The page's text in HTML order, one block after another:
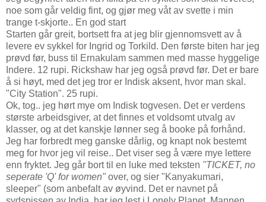
noe som går veldig fint, og gjør meg våt av svette i min
trange t-skjorte.. En god start
Starten går greit, bortsett fra at jeg blir gjennomsvett av å
levere ev sykkel for Ingrid og Torkild. Den første biten har jeg
prøvd før, buss til Ernakulam sammen med masse hyggelige
Indere. 12 rupi. Rickshaw har jeg også prøvd før. Det er bare
å si høyt, med det jeg tror er Indisk aksent, hvor man skal.
"City Station". 25 rupi.
Ok, tog.. jeg hørt mye om Indisk togvesen. Det er verdens
største arbeidsgiver, at det finnes et voldsomt utvalg av
klasser, og at det kanskje lønner seg å booke på forhånd.
Jeg har forbredt meg ganske dårlig, og knapt nok bestemt
meg for hvor jeg vil reise.. Det viser seg å være mye lettere
enn fryktet. Jeg går bort til en luke med teksten "TICKET, no
seperate 'Q' for women" over, og sier "Kanyakumari,
sleeper" (som anbefalt av øyvind. Det er navnet på